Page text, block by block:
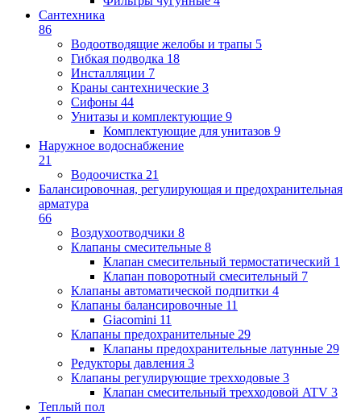
Сантехника
86
Водоотводящие желобы и трапы 5
Гибкая подводка 18
Инсталляции 7
Краны сантехнические 3
Сифоны 44
Унитазы и комплектующие 9
Комплектующие для унитазов 9
Наружное водоснабжение
21
Водоочистка 21
Балансировочная, регулирующая и предохранительная
арматура
66
Воздухоотводчики 8
Клапаны cмесительные 8
Клапан cмесительный термостатический 1
Клапан поворотный cмесительный 7
Клапаны автоматической подпитки 4
Клапаны балансировочные 11
Giacomini 11
Клапаны предохранительные 29
Клапаны предохранительные латунные 29
Редукторы давления 3
Клапаны регулирующие трехходовые 3
Клапан смесительный трехходовой ATV 3
Теплый пол